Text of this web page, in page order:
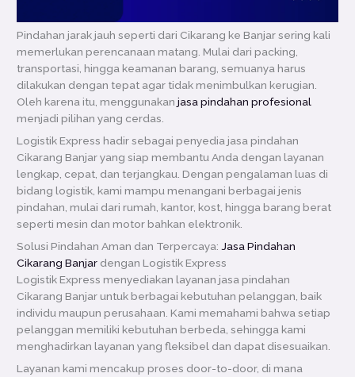
Pindahan jarak jauh seperti dari Cikarang ke Banjar sering kali
memerlukan perencanaan matang. Mulai dari packing,
transportasi, hingga keamanan barang, semuanya harus
dilakukan dengan tepat agar tidak menimbulkan kerugian.
Oleh karena itu, menggunakanjasa pindahan profesional
menjadi pilihan yang cerdas.
Logistik Express hadir sebagai penyedia jasa pindahan
Cikarang Banjar yang siap membantu Anda dengan layanan
lengkap, cepat, dan terjangkau. Dengan pengalaman luas di
bidang logistik, kami mampu menangani berbagai jenis
pindahan, mulai dari rumah, kantor, kost, hingga barang berat
seperti mesin dan motor bahkan elektronik.
Solusi Pindahan Aman dan Terpercaya: Jasa Pindahan
Cikarang Banjar dengan Logistik Express
Logistik Express menyediakan layanan jasa pindahan
Cikarang Banjar untuk berbagai kebutuhan pelanggan, baik
individu maupun perusahaan. Kami memahami bahwa setiap
pelanggan memiliki kebutuhan berbeda, sehingga kami
menghadirkan layanan yang fleksibel dan dapat disesuaikan.
Layanan kami mencakup proses door-to-door, di mana